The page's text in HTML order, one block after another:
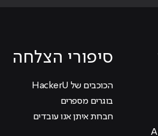
סיפורי הצלחה
הכוכבים של HackerU
בוגרים מספרים
חברות איתן אנו עובדים